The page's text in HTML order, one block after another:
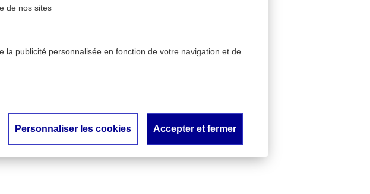
de nos sites
la publicité personnalisée en fonction de votre navigation et de
Personnaliser les cookies Accepter et fermer